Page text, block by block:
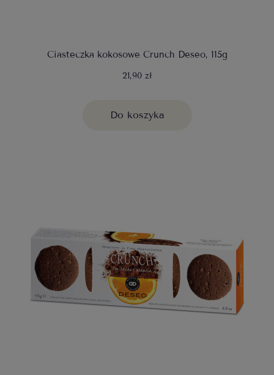
Ciasteczka kokosowe Crunch Deseo, 115g
21,90 zł
Do koszyka